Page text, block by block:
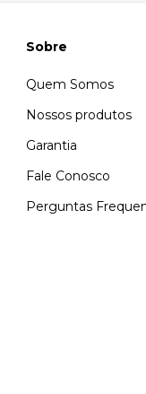
Sobre
Quem Somos
Nossos produtos
Garantia
Fale Conosco
Perguntas